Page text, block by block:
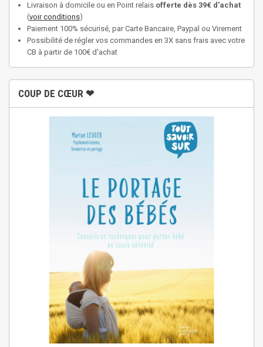
Livraison à domicile ou en Point relais offerte dès 39€ d'achat
(voir conditions)
Paiement 100% sécurisé, par Carte Bancaire, Paypal ou Virement
Possibilité de régler vos commandes en 3X sans frais avec votre
CB à partir de 100€ d'achat
COUP DE CŒUR ❤